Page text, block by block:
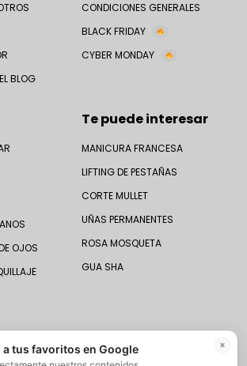
BLOG
CONDICIONES GENERALES
BLACK FRIDAY
CYBER MONDAY
OJOS
Te puede interesar
MANICURA FRANCESA
LIFTING DE PESTAÑAS
CORTE MULLET
UÑAS PERMANENTES
ROSA MOSQUETA
GUA SHA
a tus favoritos en Google ×